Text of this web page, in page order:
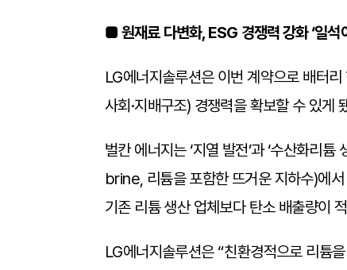
■ 원재료 다변화, ESG 경쟁력 강화 ‘일석
LG에너지솔루션은 이번 계약으로 배터
사회·지배구조) 경쟁력을 확보할 수 있게
벌칸 에너지는 ‘지열 발전’과 ‘수산화리
brine, 리튬을 포함한 뜨거운 지하수)에
기존 리튬 생산 업체보다 탄소 배출량이
LG에너지솔루션은 “친환경적으로 리튬